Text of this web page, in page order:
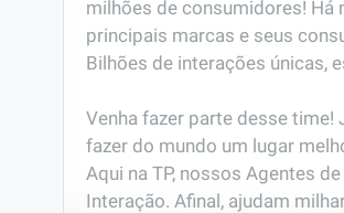
milhões de consumidores!
principais marcas e seus
Bilhões de interações únicas,
Venha fazer parte desse time!
fazer do mundo um lugar
Aqui na TP, nossos Agentes
Interação. Afinal, ajudam